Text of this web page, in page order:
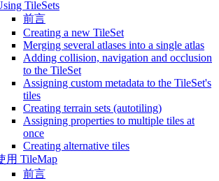
TileSets
前言
Creating a new TileSet
Merging several atlases into a single atlas
Adding collision, navigation and occlusion
to the TileSet
Assigning custom metadata to the TileSet's
tiles
Creating terrain sets (autotiling)
Assigning properties to multiple tiles at
once
Creating alternative tiles
用 TileMap
前言